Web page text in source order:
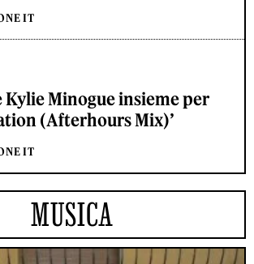
IT
Kylie Minogue insieme per
(Afterhours Mix)’
IT
MUSICA